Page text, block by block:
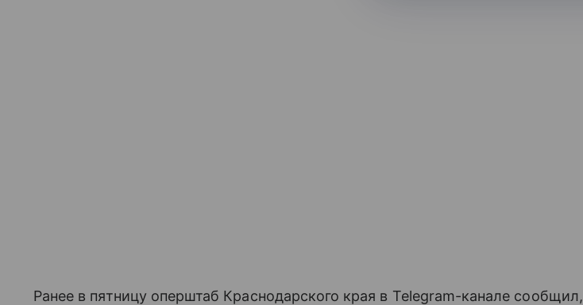
Ранее в пятницу оперштаб Краснодарского края в Telegram-канале сообщил,